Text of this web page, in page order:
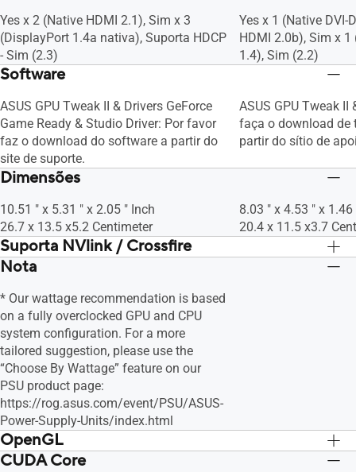
Yes x 2 (Native HDMI 2.1), Sim x 3
(DisplayPort 1.4a nativa), Suporta HDCP
- Sim (2.3)
Yes x 1 (Native DVI-
HDMI 2.0b), Sim x
1.4), Sim (2.2)
Software
ASUS GPU Tweak II & Drivers GeForce
Game Ready & Studio Driver: Por favor
faz o download do software a partir do
site de suporte.
ASUS GPU Tweak
faça o download de
partir do sítio de
Dimensões
10.51 " x 5.31 " x 2.05 " Inch
26.7 x 13.5 x5.2 Centimeter
8.03 " x 4.53 " x 1.46
20.4 x 11.5 x3.7
Suporta NVlink / Crossfire
Não
Nota
* Our wattage recommendation is based
on a fully overclocked GPU and CPU
system configuration. For a more
tailored suggestion, please use the
“Choose By Wattage” feature on our
PSU product page:
https://rog.asus.com/event/PSU/ASUS-
Power-Supply-Units/index.html
OpenGL
OpenGL®4.6
CUDA Core